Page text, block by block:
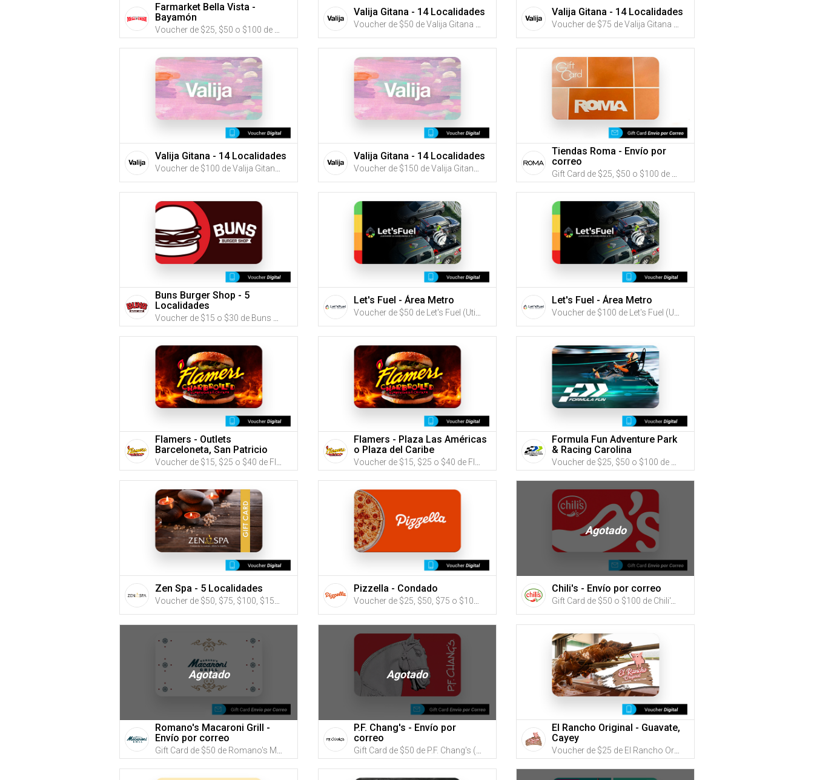
Farmarket Bella Vista -
Bayamón
Valija Gitana - 14 Localidades Valija Gitana - 14 Localidades
Valija Gitana - 14 Localidades Valija Gitana - 14 Localidades
Tiendas Roma - Envío por
correo
Buns Burger Shop - 5
Localidades
Let's Fuel - Área Metro Let's Fuel - Área Metro
Flamers - Outlets
Barceloneta, San Patricio
Plaza o Montehiedra
Flamers - Plaza Las Américas
o Plaza del Caribe
Formula Fun Adventure Park
& Racing Carolina
Zen Spa - 5 Localidades Pizzella - Condado
Agotado
Chili's - Envío por correo
Agotado
Romano's Macaroni Grill -
Envío por correo
Agotado
P.F. Chang's - Envío por
correo
Gift Card de $50 de P.F. Chang's (Utiliza tus G-Credits® para comprar este Gift Card. Compra online con envío por correo)
El Rancho Original - Guavate,
Cayey